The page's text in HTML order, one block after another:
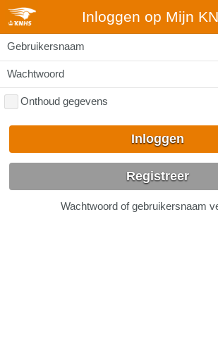
Inloggen op Mijn
Gebruikersnaam
Wachtwoord
Onthoud gegevens
Inloggen
Registreer
Wachtwoord of gebruikersnaam